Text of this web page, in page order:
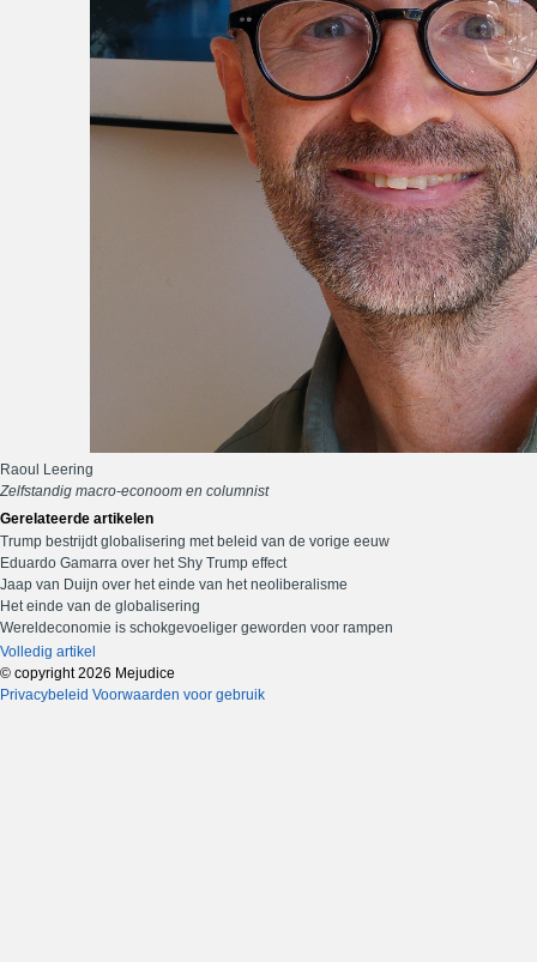
Raoul Leering
Zelfstandig macro-econoom en columnist
Gerelateerde artikelen
Trump bestrijdt globalisering met beleid van de vorige eeuw
Eduardo Gamarra over het Shy Trump effect
Jaap van Duijn over het einde van het neoliberalisme
Het einde van de globalisering
Wereldeconomie is schokgevoeliger geworden voor rampen
Volledig artikel
© copyright 2026 Mejudice
Privacybeleid Voorwaarden voor gebruik